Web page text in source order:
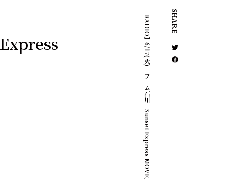
【RADIO】6/17(火)エフエム石川「Sunset Express MOVE」(大木ゲスト出演) SHARE